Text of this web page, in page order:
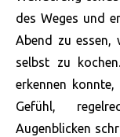
des Weges und
Abend zu essen,
selbst zu
erkennen
Gefühl,
Augenblicken